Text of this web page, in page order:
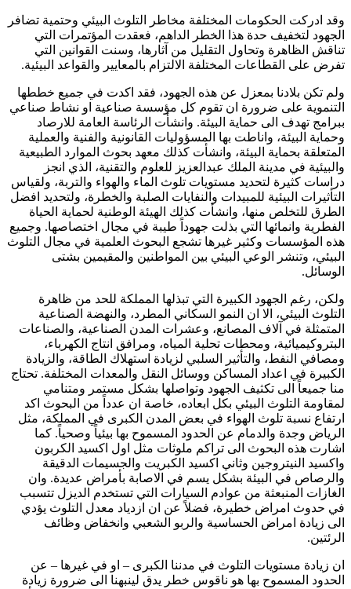
وقد ادركت الحكومات المختلفة مخاطر التلوث البيئي وحتمية تضافر
الجهود لتخفيف حدة هذا الخطر الداهم، فعقدت المؤتمرات التي
تناقش الظاهرة وتحاول التقليل من آثارها، وسنت القوانين التي
تفرض على القطاعات المختلفة الالتزام بالمعايير والقواعد البيئية.
ولم تكن بلادنا بمعزل عن هذه الجهود، فقد اكدت في جميع خططها
التنموية على ضرورة ان تقوم كل مؤسسة صناعية او نشاط صناعي
ببرامج تهدف الى حماية البيئة. وانشأت الرئاسة العامة للارصاد
وحماية البيئة، واناطت بها المسؤوليات القانونية والفنية والعملية
المتعلقة بحماية البيئة، وانشأت كذلك معهد بحوث الموارد الطبيعية
والبيئية في مدينة الملك عبدالعزيز للعلوم والتقنية، الذي انجز
دراسات كثيرة لتحديد مستويات تلوث الماء والهواء والتربة، ولقياس
التأثيرات البيئية للمبيدات والنفايات الصلبة والخطرة، ولتحديد افضل
الطرق للتخلص منها، وانشأت كذلك الهيئة الوطنية لحماية الحياة
الفطرية وانمائها التي بذلت جهوداً طيبة في مجال اختصاصها. وجميع
هذه المؤسسات وكثير غيرها تشجع البحوث العلمية في مجال التلوث
البيئي، وتنشر الوعي البيئي بين المواطنين والمقيمين بشتى
الوسائل.
ولكن، رغم الجهود الكبيرة التي تبذلها المملكة للحد من ظاهرة
التلوث البيئي، الا ان النمو السكاني المطرد، والنهضة الصناعية
المتمثلة في آلاف المصانع، وعشرات المدن الصناعية، والصناعات
البتروكيميائية، ومحطات تحلية المياه، ومرافق انتاج الكهرباء،
ومصافي النفط، والتأثير السلبي لزيادة استهلاك الطاقة، والزيادة
الكبيرة في اعداد المساكن ووسائل النقل والمعدات المختلفة. تحتاج
منا جميعاً الى تكثيف الجهود وتواصلها بشكل مستمر ومتنامي
لمقاومة التلوث البيئي بكل ابعاده، خاصة ان عدداً من البحوث اكد
ارتفاع نسبة تلوث الهواء في بعض المدن الكبرى في المملكة، مثل
الرياض وجدة والدمام عن الحدود المسموح بها بيئياً وصحياً. كما
اشارت هذه البحوث الى تراكم ملوثات مثل اول اكسيد الكربون
واكسيد النيتروجين وثاني اكسيد الكبريت والجسيمات الدقيقة
والرصاص في البيئة بشكل يسم في الاصابة بأمراض عديدة. وان
الغازات المنبعثة من عوادم السيارات التي تستخدم الديزل تتسبب
في حدوث امراض خطيرة، فضلاً عن ان ازدياد معدل التلوث يؤدي
الى زيادة امراض الحساسية والربو الشعبي وانخفاض وظائف
الرئتين.
ان زيادة مستويات التلوث في مدننا الكبرى – او في غيرها – عن
الحدود المسموح بها هو ناقوس خطر يدق لينبهنا الى ضرورة زيادة